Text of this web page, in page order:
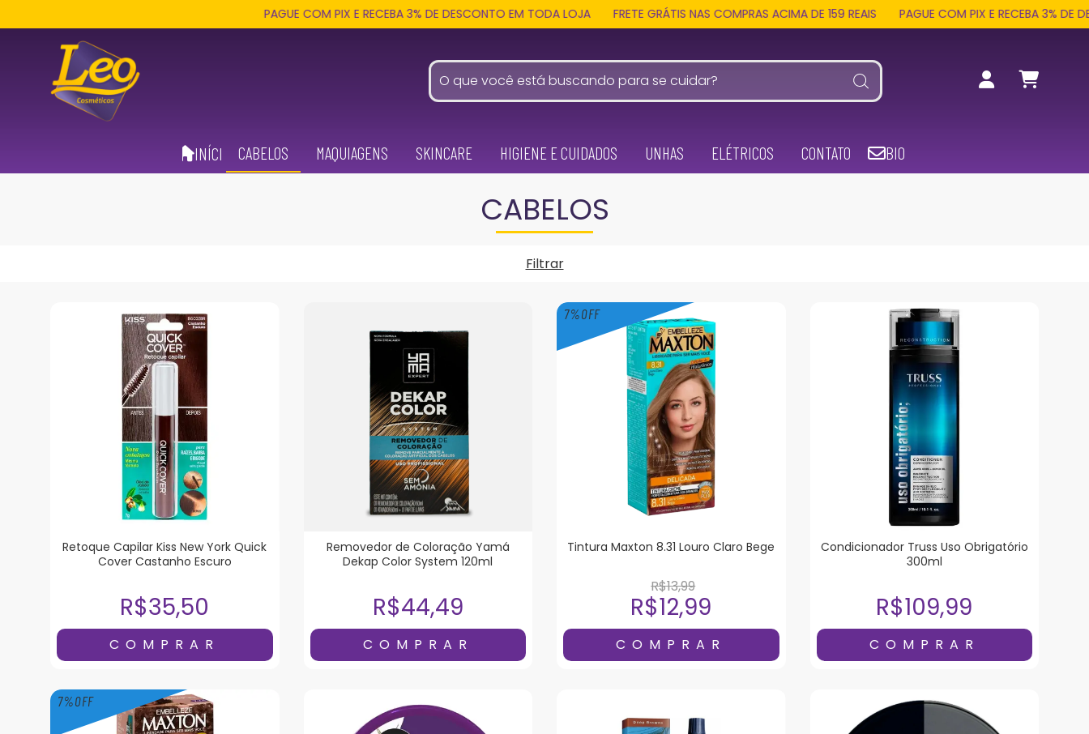
PAGUE COM PIX E RECEBA 3% DE DESCONTO EM TODA LOJA FRETE GRÁTIS NAS COMPRAS ACIMA DE 159 REAIS PAGUE COM PIX E RECEBA 3% DE DESCONTO
INÍCIO CABELOS MAQUIAGENS SKINCARE HIGIENE E CUIDADOS UNHAS ELÉTRICOS CONTATO BIO
CABELOS
Filtrar
Retoque Capilar Kiss New York Quick
Cover Castanho Escuro
R$35,50
Removedor de Coloração Yam
Dekap Color System 120ml
R$44,49
7%OFF
Tintura Maxton 8.31 Louro Claro Bege
R$13,99
R$12,99
Condicionador Truss Uso Obrigatório
300ml
R$109,99
7%OFF